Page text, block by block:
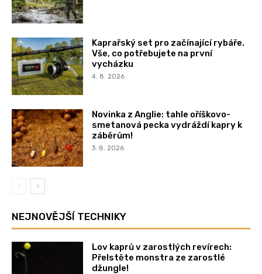
Kaprařský set pro začínající rybáře.
Vše, co potřebujete na první
vycházku
4. 8. 2026
Novinka z Anglie: tahle oříškovo-
smetanová pecka vydráždí kapry k
záběrům!
3. 8. 2026
NEJNOVĚJŠÍ TECHNIKY
Lov kaprů v zarostlých revírech:
Přelstěte monstra ze zarostlé
džungle!